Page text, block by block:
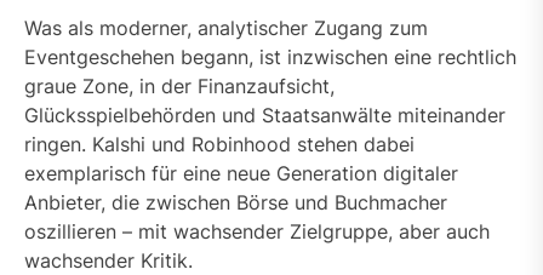
Was als moderner, analytischer Zugang zum
Eventgeschehen begann, ist inzwischen eine rechtlich
graue Zone, in der Finanzaufsicht,
Glücksspielbehörden und Staatsanwälte miteinander
ringen. Kalshi und Robinhood stehen dabei
exemplarisch für eine neue Generation digitaler
Anbieter, die zwischen Börse und Buchmacher
oszillieren – mit wachsender Zielgruppe, aber auch
wachsender Kritik.